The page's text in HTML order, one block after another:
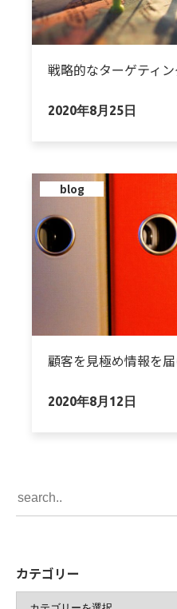
戦略的なターゲティ
2020年8月25日
blog
顧客を見極め情報を
2020年8月12日
カテゴリー